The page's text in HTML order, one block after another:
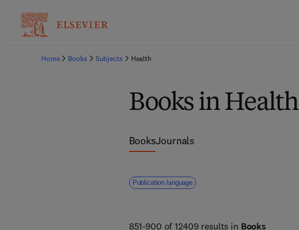
Home Books Subjects Health
Books in Health
BooksJournals
Publication language
851-900 of 12409 results in Books